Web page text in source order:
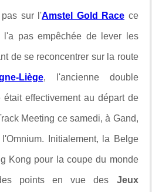
pas sur l'Amstel Gold Race ce
l'a pas empêchée de lever les
de se reconcentrer sur la route
Liège, l'ancienne double
effectivement au départ de
Meeting ce samedi, à Gand,
Initialement, la Belge
Kong pour la coupe du monde
points en vue des Jeux